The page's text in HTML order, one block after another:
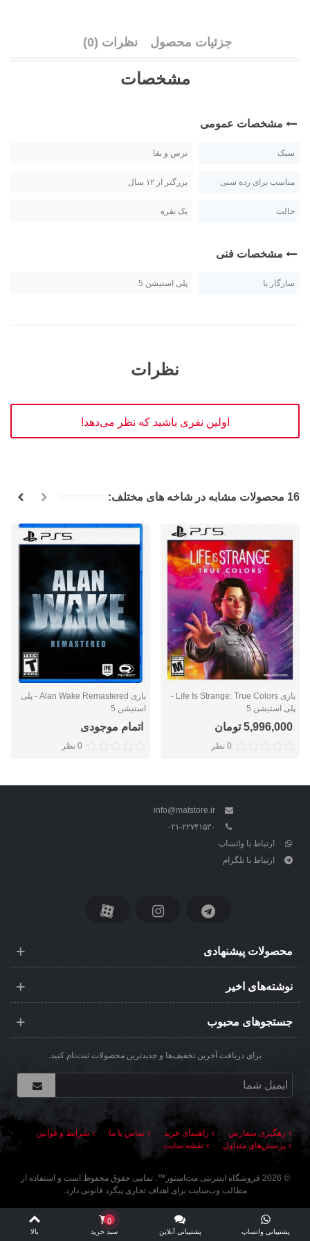
جزئیات محصول نظرات (0)
مشخصات
مشخصات عمومی
سبک ترس و بقا
مناسب برای رده سنی بزرگتر از ۱۲ سال
حالت یک نفره
مشخصات فنی
سازگار با پلی استیشن 5
نظرات
اولین نفری باشید که نظر می‌دهد!
16 محصولات مشابه در شاخه های مختلف:
بازی Life Is Strange: True Colors -
پلی استیشن 5
5,996,000 تومان
0 نظر
بازی Alan Wake Remastered - پلی
استیشن 5
اتمام موجودی
0 نظر
info@matstore.ir
۰۲۱-۲۲۷۴۱۵۳۰
ارتباط با واتساپ
ارتباط با تلگرام
محصولات پیشنهادی
نوشته‌های اخیر
جستجوهای محبوب
برای دریافت آخرین تخفیف‌ها و جدیدترین محصولات ثبت‌نام کنید.
رهگیری سفارش راهنمای خرید تماس با ما
شرایط و قوانین
پرسش‌های متداول
نقشه سایت
©
2026 فروشگاه اینترنتی مت‌استور ™. تمامی حقوق محفوظ است و استفاده از
مطالب وب‌سایت برای اهداف تجاری پیگرد قانونی دارد.
پشتیبانی واتساپ پشتیبانی آنلاین سبد خرید
0
بالا